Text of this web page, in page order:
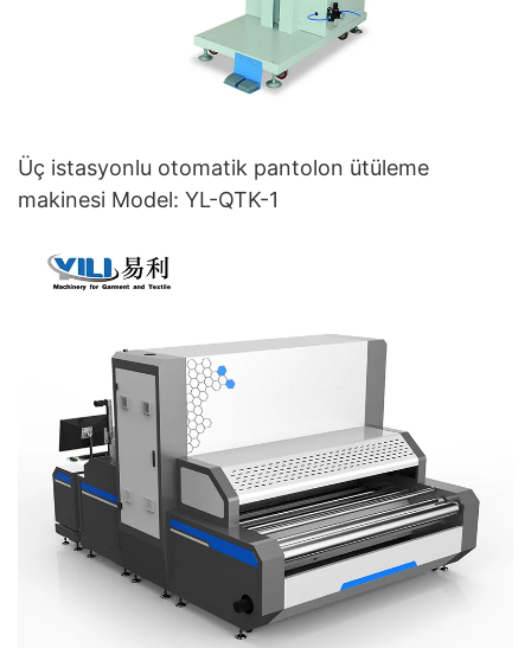
Üç istasyonlu otomatik pantolon ütüleme
makinesi Model: YL-QTK-1